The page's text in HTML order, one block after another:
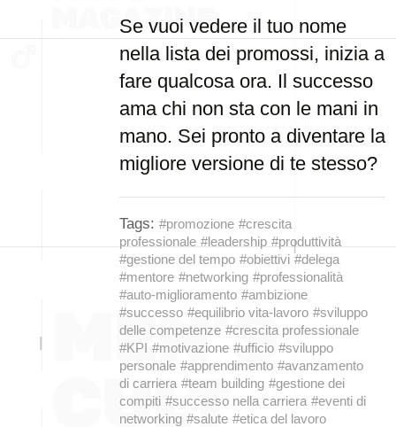
Se vuoi vedere il tuo nome
nella lista dei promossi, inizia a
fare qualcosa ora. Il successo
ama chi non sta con le mani in
mano. Sei pronto a diventare la
migliore versione di te stesso?
Tags: #promozione #crescita
professionale #leadership #produttività
#gestione del tempo #obiettivi #delega
#mentore #networking #professionalità
#auto-miglioramento #ambizione
#successo #equilibrio vita-lavoro #sviluppo
delle competenze #crescita professionale
#KPI #motivazione #ufficio #sviluppo
personale #apprendimento #avanzamento
di carriera #team building #gestione dei
compiti #successo nella carriera #eventi di
networking #salute #etica del lavoro